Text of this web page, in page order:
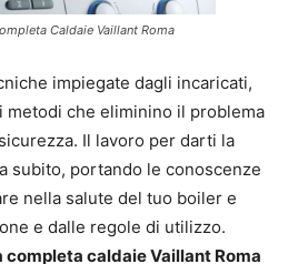
Caldaie Vaillant Roma
impiegate dagli incaricati,
metodi che eliminino il problema
Il lavoro per darti la
subito, portando le conoscenze
nella salute del tuo boiler e
e dalle regole di utilizzo.
completa caldaie Vaillant Roma